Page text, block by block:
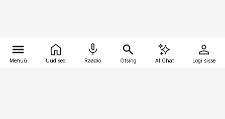
Menüü Uudised Raadio Otsing AI Chat Logi sisse